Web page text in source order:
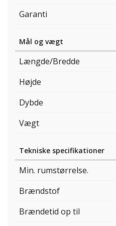
Garanti
Mål og vægt
Længde/Bredde
Højde
Dybde
Vægt
Tekniske specifikationer
Min. rumstørrelse.
Brændstof
Brændetid op til